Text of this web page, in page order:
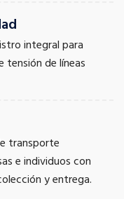
integral para
tensión de líneas
transporte
e individuos con
y entrega.